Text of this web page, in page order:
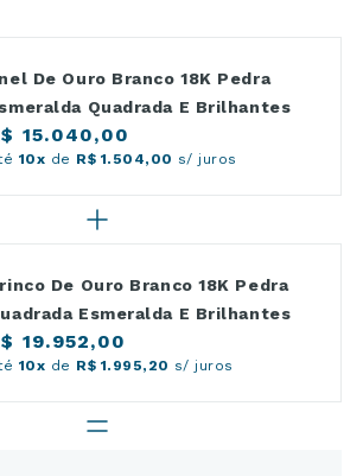
De Ouro Branco 18K Pedra
Quadrada E Brilhantes
15.040,00
10x de R$ 1.504,00 s/ juros
De Ouro Branco 18K Pedra
Esmeralda E Brilhantes
19.952,00
10x de R$ 1.995,20 s/ juros